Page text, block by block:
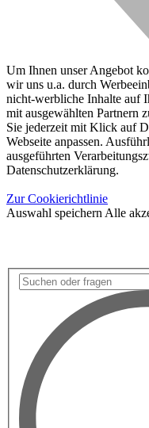
Um Ihnen unser Angebot
wir uns u.a. durch
nicht-werbliche Inhalte auf
mit ausgewählten Partnern
Sie jederzeit mit Klick auf
Webseite anpassen.
ausgeführten
Datenschutzerklärung.
Zur Cookierichtlinie
Auswahl speichern Alle